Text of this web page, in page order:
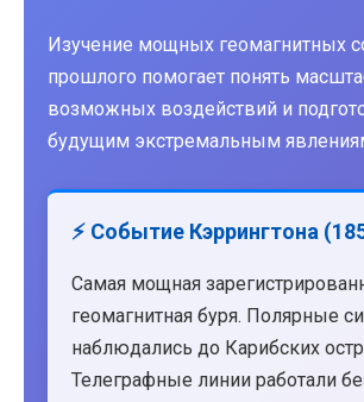
Изучение мощных геомагнитных
прошлого помогает понять
возможных воздействий и
будущим экстремальным
⚡ Событие Кэррингтона
Самая мощная
геомагнитная буря. Полярные
наблюдались до Карибских
Телеграфные линии работали